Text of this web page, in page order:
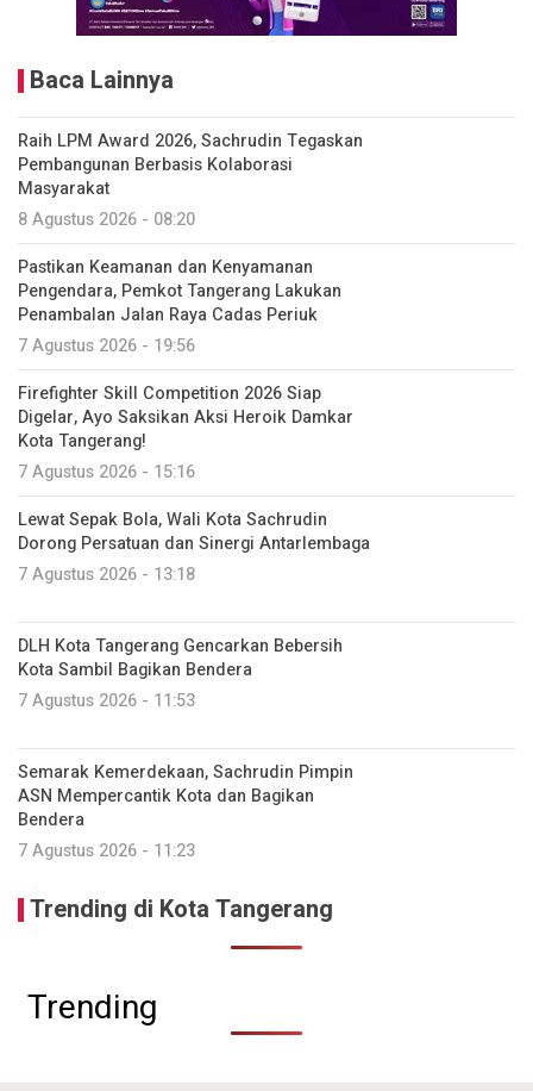
Baca Lainnya
Raih LPM Award 2026, Sachrudin Tegaskan
Pembangunan Berbasis Kolaborasi
Masyarakat
8 Agustus 2026 - 08:20
Pastikan Keamanan dan Kenyamanan
Pengendara, Pemkot Tangerang Lakukan
Penambalan Jalan Raya Cadas Periuk
7 Agustus 2026 - 19:56
Firefighter Skill Competition 2026 Siap
Digelar, Ayo Saksikan Aksi Heroik Damkar
Kota Tangerang!
7 Agustus 2026 - 15:16
Lewat Sepak Bola, Wali Kota Sachrudin
Dorong Persatuan dan Sinergi Antarlembaga
7 Agustus 2026 - 13:18
DLH Kota Tangerang Gencarkan Bebersih
Kota Sambil Bagikan Bendera
7 Agustus 2026 - 11:53
Semarak Kemerdekaan, Sachrudin Pimpin
ASN Mempercantik Kota dan Bagikan
Bendera
7 Agustus 2026 - 11:23
Trending di Kota Tangerang
Trending